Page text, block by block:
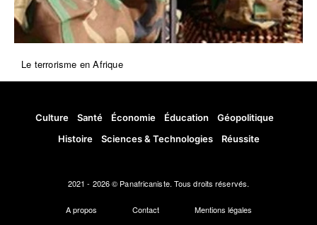
Le terrorisme en Afrique
Culture Santé Économie Éducation
Géopolitique
Histoire
Sciences & Technologies Réussite
2021 - 2026 © Panafricaniste. Tous droits réservés.
A propos Contact Mentions légales